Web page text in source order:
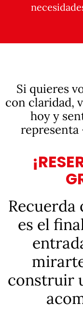
Si quieres
con claridad,
hoy y
representa
es el
construir